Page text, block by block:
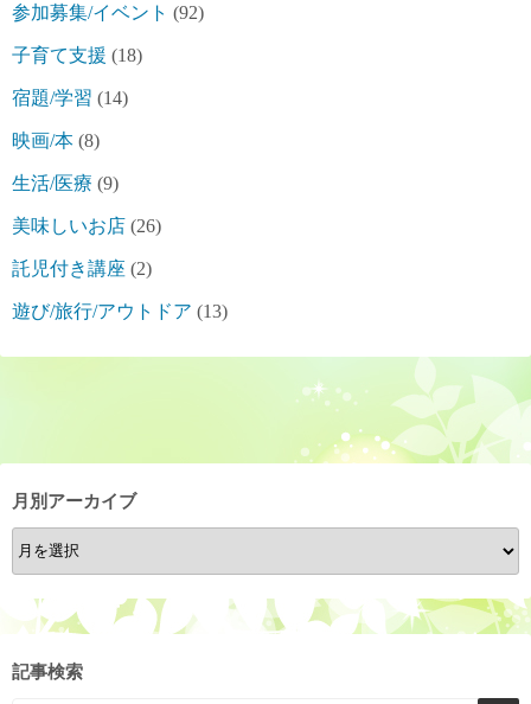
参加募集/イベント (92)
子育て支援 (18)
宿題/学習 (14)
映画/本 (8)
生活/医療 (9)
美味しいお店 (26)
託児付き講座 (2)
遊び/旅行/アウトドア (13)
月別アーカイブ
月
別
ー
カ
記事検索